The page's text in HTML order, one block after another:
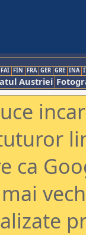
FAI FIN FRA GER GRE INA
Austriei
ca